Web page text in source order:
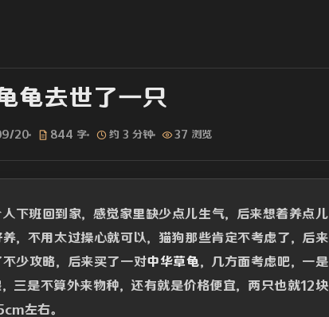
龟去世了一只
20 844 字 约 3 分钟 37 浏览
下班回到家，感觉家里缺少点儿生气，后来想着养点儿
，不用太过操心就可以，猫狗那些肯定不考虑了，后来
少攻略，后来买了一对中华草龟 ，几方面考虑吧，一是
三是不算外来物种，还有就是价格便宜，两只也就12块
左右。